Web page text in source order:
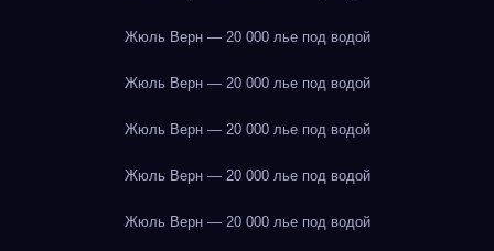
Жюль Верн — 20 000 лье под водой
Жюль Верн — 20 000 лье под водой
Жюль Верн — 20 000 лье под водой
Жюль Верн — 20 000 лье под водой
Жюль Верн — 20 000 лье под водой